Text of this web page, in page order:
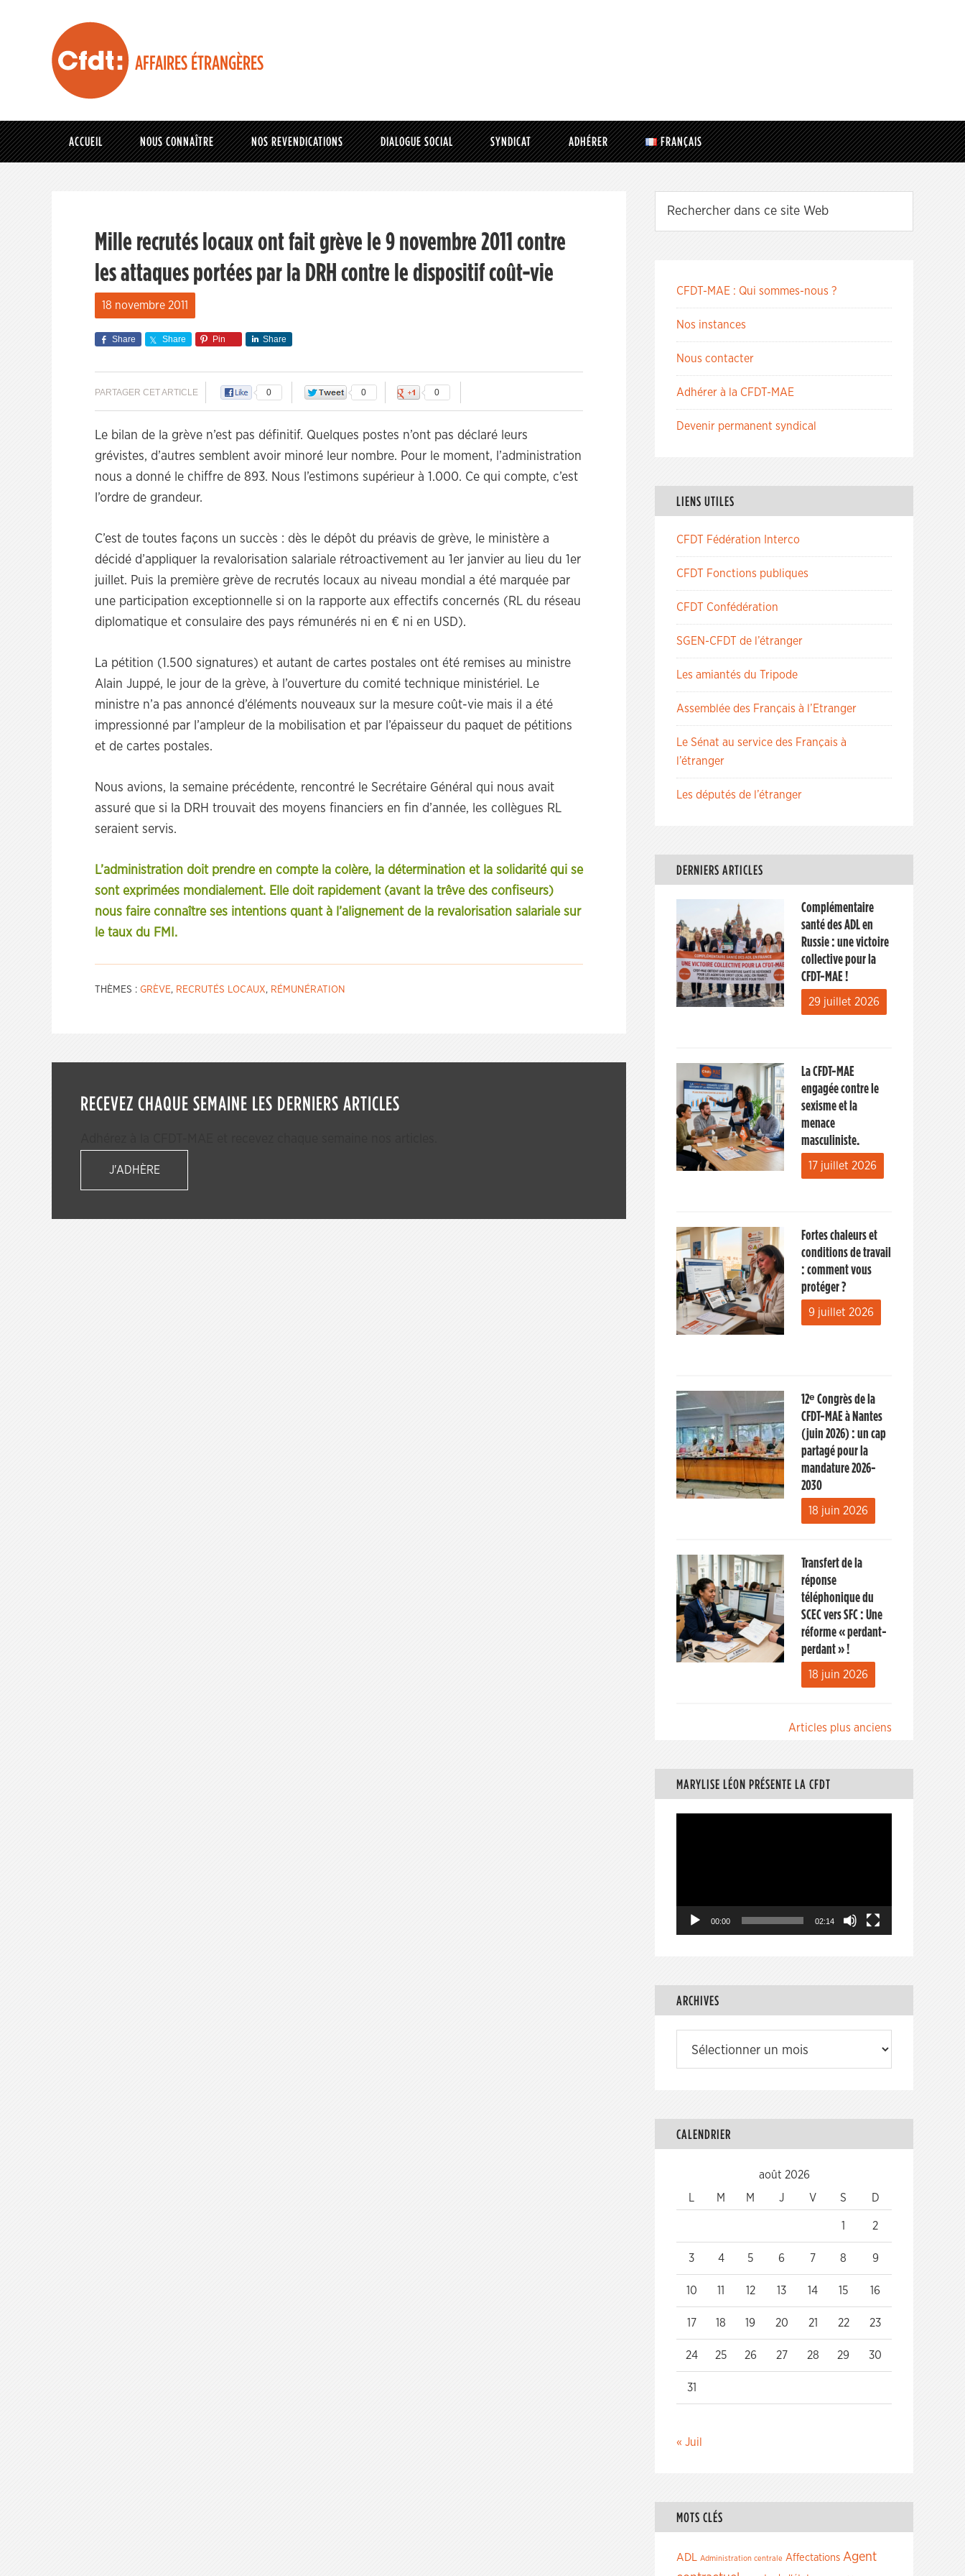
AFFAIRES ÉTRANGÈRES
ACCUEIL NOUS CONNAÎTRE NOS REVENDICATIONS DIALOGUE SOCIAL SYNDICAT ADHÉRER FRANÇAIS
Mille recrutés locaux ont fait grève le 9 novembre 2011 contre
les attaques portées par la DRH contre le dispositif coût-vie
18 novembre 2011
Share Share Pin Share
PARTAGER CET ARTICLE 0 0 0
Le bilan de la grève n’est pas définitif. Quelques postes n’ont pas déclaré leurs
grévistes, d’autres semblent avoir minoré leur nombre. Pour le moment, l’administration
nous a donné le chiffre de 893. Nous l’estimons supérieur à 1.000. Ce qui compte, c’est
l’ordre de grandeur.
C’est de toutes façons un succès : dès le dépôt du préavis de grève, le ministère a
décidé d’appliquer la revalorisation salariale rétroactivement au 1er janvier au lieu du 1er
juillet. Puis la première grève de recrutés locaux au niveau mondial a été marquée par
une participation exceptionnelle si on la rapporte aux effectifs concernés (RL du réseau
diplomatique et consulaire des pays rémunérés ni en € ni en USD).
La pétition (1.500 signatures) et autant de cartes postales ont été remises au ministre
Alain Juppé, le jour de la grève, à l’ouverture du comité technique ministériel. Le
ministre n’a pas annoncé d’éléments nouveaux sur la mesure coût-vie mais il a été
impressionné par l’ampleur de la mobilisation et par l’épaisseur du paquet de pétitions
et de cartes postales.
Nous avions, la semaine précédente, rencontré le Secrétaire Général qui nous avait
assuré que si la DRH trouvait des moyens financiers en fin d’année, les collègues RL
seraient servis.
L’administration doit prendre en compte la colère, la détermination et la solidarité qui se
sont exprimées mondialement. Elle doit rapidement (avant la trêve des confiseurs)
nous faire connaître ses intentions quant à l’alignement de la revalorisation salariale sur
le taux du FMI.
THÈMES : GRÈVE, RECRUTÉS LOCAUX, RÉMUNÉRATION
RECEVEZ CHAQUE SEMAINE LES DERNIERS ARTICLES
J'ADHÈRE
CFDT-MAE : Qui sommes-nous ?
Nos instances
Nous contacter
Adhérer à la CFDT-MAE
Devenir permanent syndical
LIENS UTILES
CFDT Fédération Interco
CFDT Fonctions publiques
CFDT Confédération
SGEN-CFDT de l’étranger
Les amiantés du Tripode
Assemblée des Français à l’Etranger
Le Sénat au service des Français à
l’étranger
Les députés de l’étranger
DERNIERS ARTICLES
Complémentaire
santé des ADL en
Russie : une victoire
collective pour la
CFDT-MAE !
29 juillet 2026
La CFDT-MAE
engagée contre le
sexisme et la
menace
masculiniste.
17 juillet 2026
Fortes chaleurs et
conditions de travail
: comment vous
protéger ?
9 juillet 2026
12ᵉ Congrès de la
CFDT-MAE à Nantes
(juin 2026) : un cap
partagé pour la
mandature 2026-
2030
18 juin 2026
Transfert de la
réponse
téléphonique du
SCEC vers SFC : Une
réforme « perdant-
perdant » !
18 juin 2026
articles
Articles plus anciens
MARYLISE LÉON PRÉSENTE LA CFDT
00:00 02:14
ARCHIVES
CALENDRIER
août 2026
M M J V S D
1 2
3 4 5 6 7 8 9
10 11 12 13 14 15 16
17 18 19 20 21 22 23
24 25 26 27 28 29 30
31
« Juil
MOTS CLÉS
ADL Administration centrale Affectations Agent